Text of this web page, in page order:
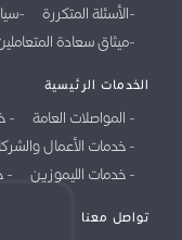
الأسئلة المتكررة
ميثاق سعادة
الخدمات الرئيسية
المواصلات العامة
خدمات الأعمال
خدمات الليموزين
تواصل معنا